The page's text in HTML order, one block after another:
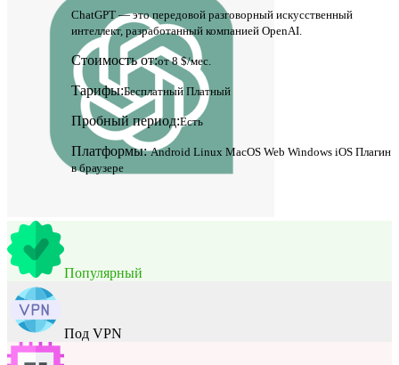
ChatGPT — это передовой разговорный искусственный
интеллект, разработанный компанией OpenAI.
Стоимость от:от 8 $/мес.
Тарифы:Бесплатный Платный
Пробный период:Есть
Платформы:Android Linux MacOS Web Windows iOS Плагин
в браузере
Популярный
Под VPN